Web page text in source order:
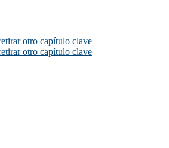
otro capítulo clave
otro capítulo clave